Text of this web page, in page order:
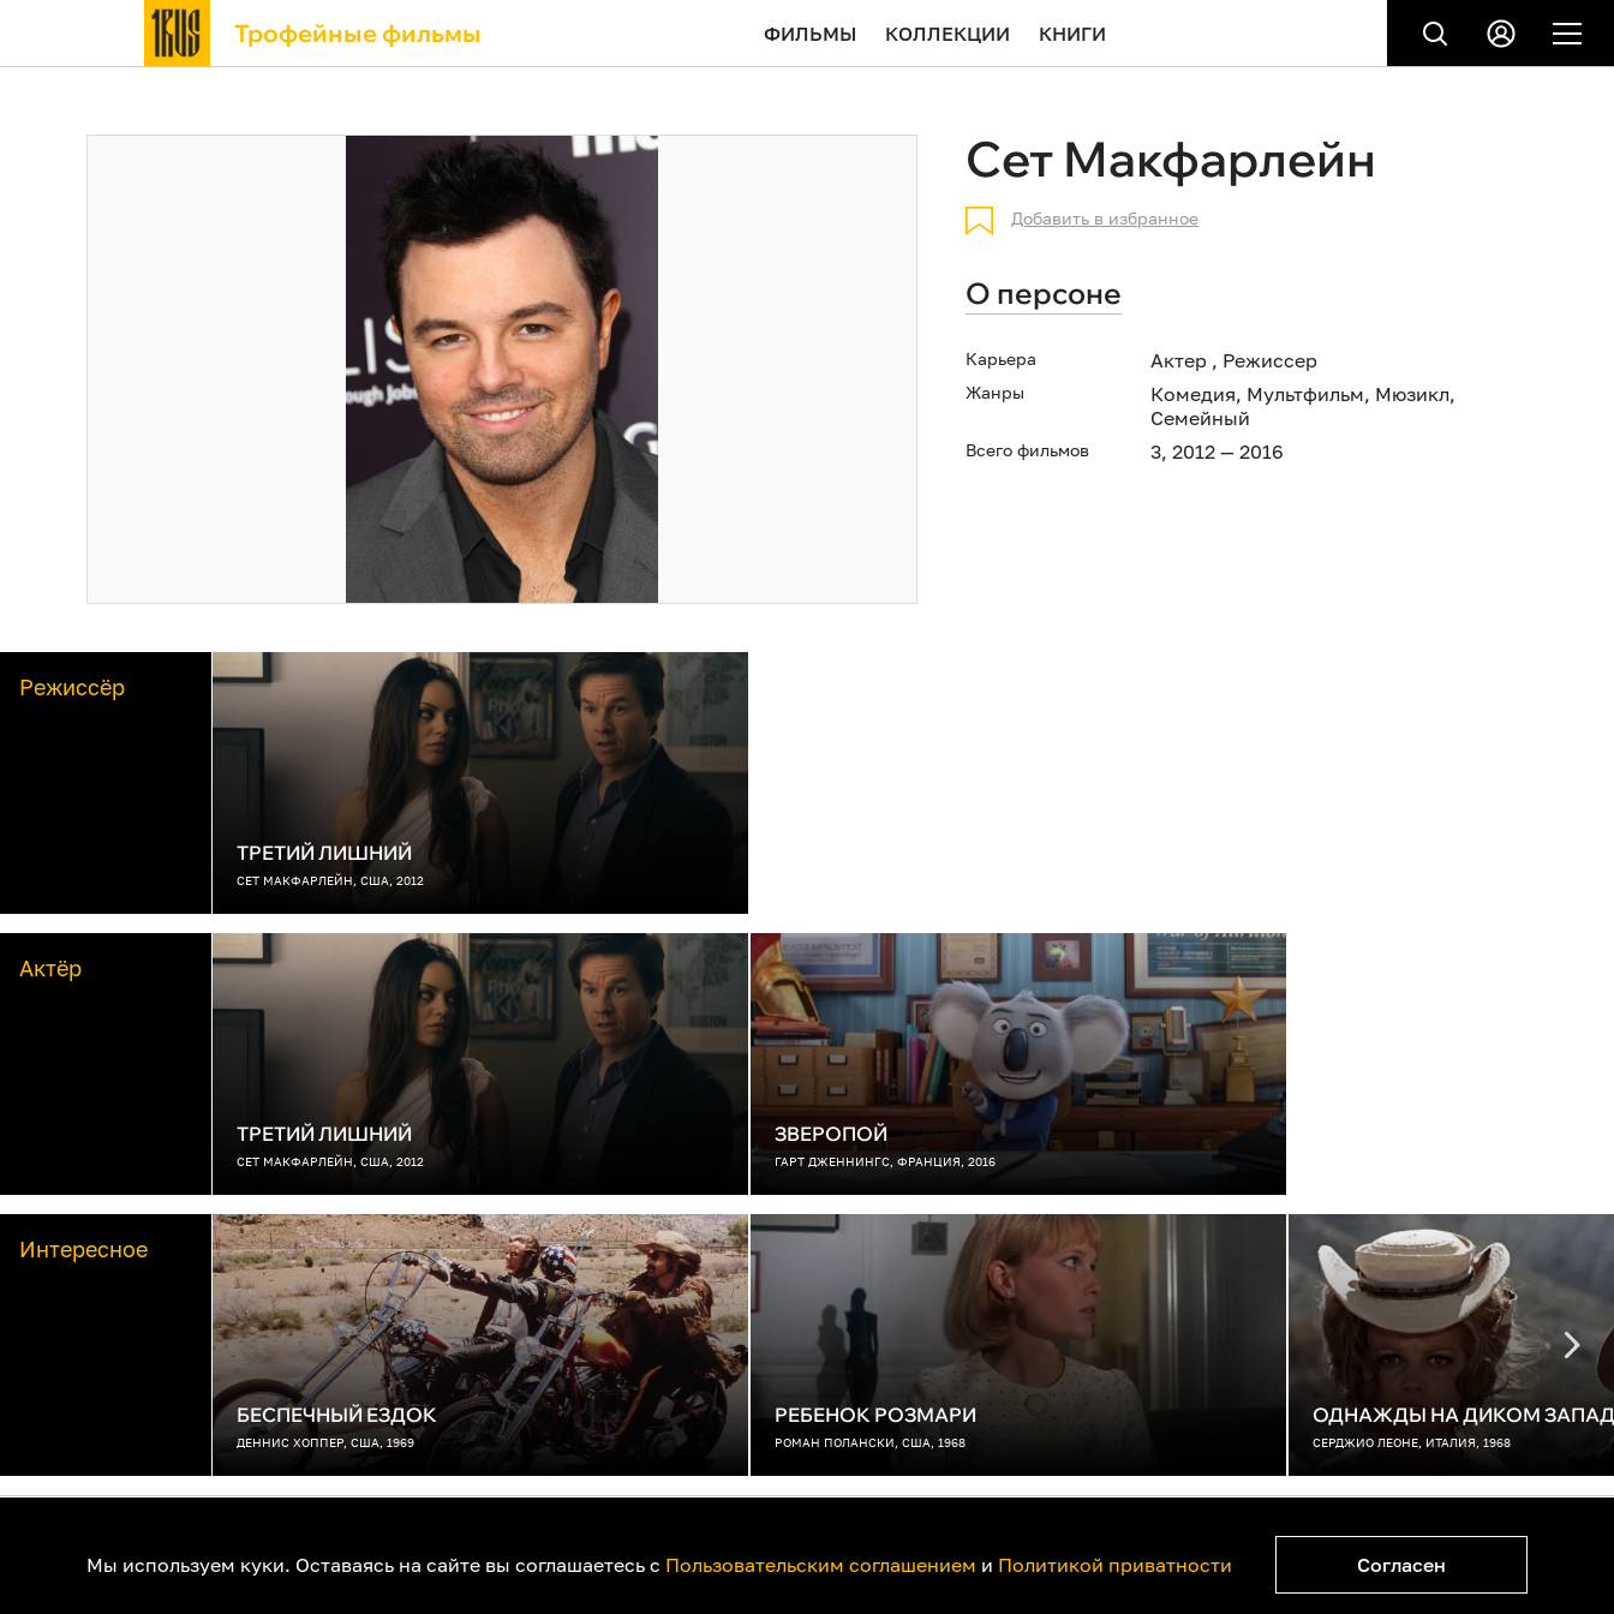
Трофейные фильмы ФИЛЬМЫ КОЛЛЕКЦИИ КНИГИ
Сет Макфарлейн
Добавить в избранное
О персоне
Карьера Актер , Режиссер
Жанры Комедия, Мультфильм, Мюзикл,
Семейный
Всего фильмов 3, 2012 — 2016
Режиссёр
ТРЕТИЙ ЛИШНИЙ
СЕТ МАКФАРЛЕЙН, США, 2012
Актёр
ТРЕТИЙ ЛИШНИЙ
СЕТ МАКФАРЛЕЙН, США, 2012
ЗВЕРОПОЙ
ГАРТ ДЖЕННИНГС, ФРАНЦИЯ, 2016
Интересное
БЕСПЕЧНЫЙ ЕЗДОК
ДЕННИС ХОППЕР, США, 1969
РЕБЕНОК РОЗМАРИ
РОМАН ПОЛАНСКИ, США, 1968
ОДНАЖДЫ НА ДИКОМ
СЕРДЖИО ЛЕОНЕ, ИТАЛИЯ, 1968
Мы используем куки. Оставаясь на сайте вы соглашаетесь с Пользовательским соглашением и Политикой приватности Согласен